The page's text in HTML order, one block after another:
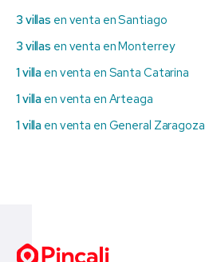
3 villas en venta en Santiago
3 villas en venta en Monterrey
1 villa en venta en Santa Catarina
1 villa en venta en Arteaga
1 villa en venta en General Zaragoza